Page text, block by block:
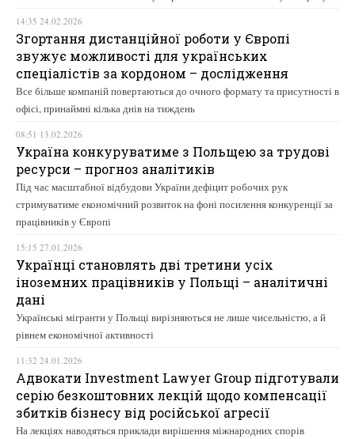
14:35 24.02.2026
Згортання дистанційної роботи у Європі
звужує можливості для українських
спеціалістів за кордоном – дослідження
Все більше компаній повертаються до очного формату та присутності в
офісі, принаймні кілька днів на тиждень
08:51 13.02.2026
Україна конкуруватиме з Польщею за трудові
ресурси – прогноз аналітиків
Під час масштабної відбудови України дефіцит робочих рук
стримуватиме економічний розвиток на фоні посилення конкуренції за
працівників у Європі
15:15 27.01.2026
Українці становлять дві третини усіх
іноземних працівників у Польщі – аналітичні
дані
Українські мігранти у Польщі вирізняються не лише чисельністю, а й
рівнем економічної активності
11:32 24.01.2026
Адвокати Investment Lawyer Group підготували
серію безкоштовних лекцій щодо компенсації
збитків бізнесу від російської агресії
На лекціях наводяться приклади вирішення міжнародних спорів